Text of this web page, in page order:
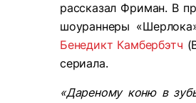
рассказал Фриман. В
шоураннеры
Бенедикт Камбербэтч
сериала.
«Дареному коню в